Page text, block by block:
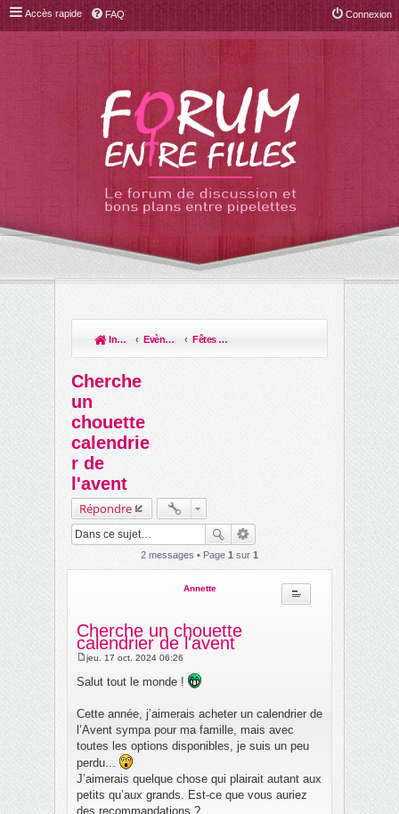
Accès rapide FAQ Connexion
Index du forum Evènements de la vie & leur organisation! Fêtes religieuses et laïques (baptêmes, communions)
ec
Cherche
un
chouette
calendrie
r de
l'avent
Répondre
2 messages • Page 1 sur 1
Annette
Cherche un chouette
calendrier de l'avent
M
e
s
g
e
jeu. 17 oct. 2024 06:26
Salut tout le monde !
Cette année, j’aimerais acheter un calendrier de
l’Avent sympa pour ma famille, mais avec
toutes les options disponibles, je suis un peu
perdu...
J’aimerais quelque chose qui plairait autant aux
petits qu’aux grands. Est-ce que vous auriez
des recommandations ?